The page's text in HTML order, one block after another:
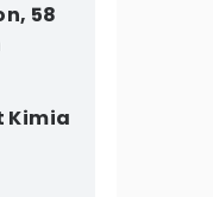
58
Kimia